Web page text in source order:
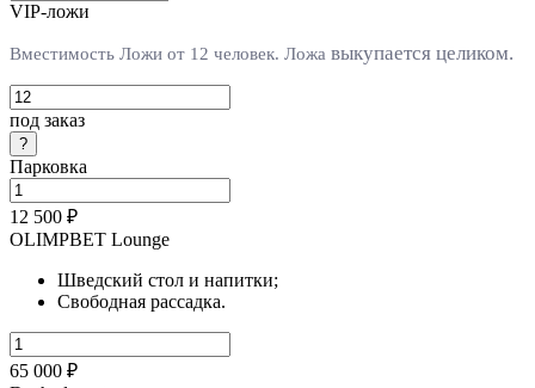
VIP-ложи
Вместимость Ложи от 12 человек. Ложа выкупается целиком.
под заказ
Парковка
12 500 ₽
OLIMPBET Lounge
Шведский стол и напитки;
Свободная рассадка.
65 000 ₽